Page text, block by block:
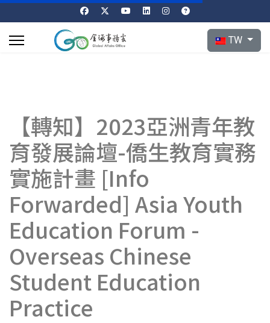
選擇你的語言
TW
【轉知】2023亞洲青年教
育發展論壇-僑生教育實務
實施計畫 [Info
Forwarded] Asia Youth
Education Forum -
Overseas Chinese
Student Education
Practice